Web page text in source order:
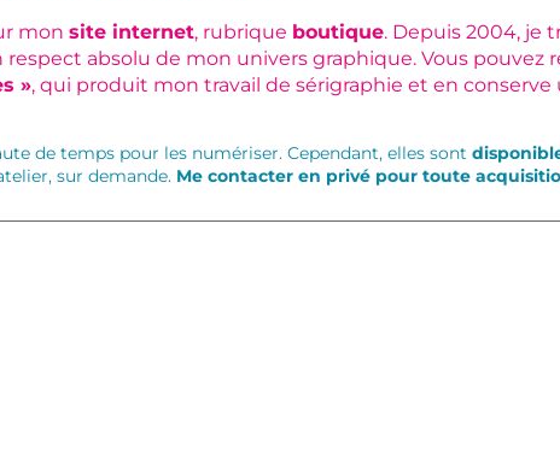
monsite internet, rubrique boutique. Depuis 2004, je
absolu de mon univers graphique. Vous pouvez
», qui produit mon travail de sérigraphie et en
de temps pour les numériser. Cependant, elles sont
sur demande. Me contacter en privé pour toute